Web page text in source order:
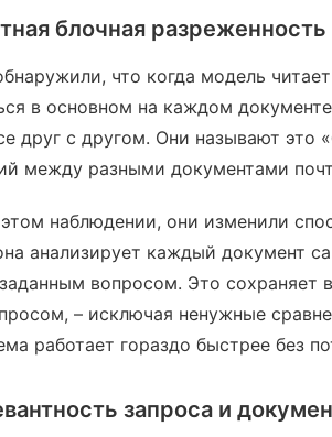
блочная
что когда модель
в основном на каждом
друг с другом. Они называют это
между разными документами
наблюдении, они изменили
анализирует каждый документ
вопросом. Это сохраняет
– исключая ненужные
работает гораздо быстрее без
запроса и